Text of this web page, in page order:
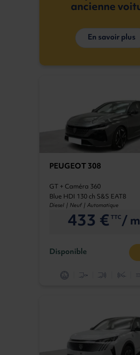
ancienne
En savoir plus
PEUGEOT 308
GT + Caméra 360
Blue HDI 130 ch S&S EAT8
Diesel | Neuf | Automatique
433 €TTC/
Disponible